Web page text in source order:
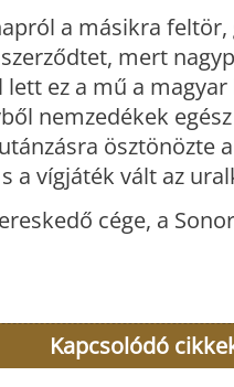
a másikra
mert
ez a mű a
nemzedékek
a vígjáték vált az
cége, a
Kapcsolódó